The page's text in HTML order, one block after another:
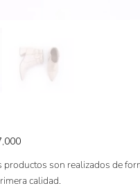
son realizados de
calidad.